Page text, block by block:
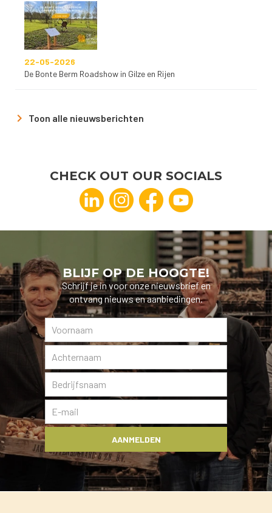
22-05-2026
De Bonte Berm Roadshow in Gilze en Rijen
Toon alle nieuwsberichten
CHECK OUT OUR SOCIALS
BLIJF OP DE HOOGTE!
Schrijf je in voor onze nieuwsbrief en
ontvang nieuws en aanbiedingen.
AANMELDEN